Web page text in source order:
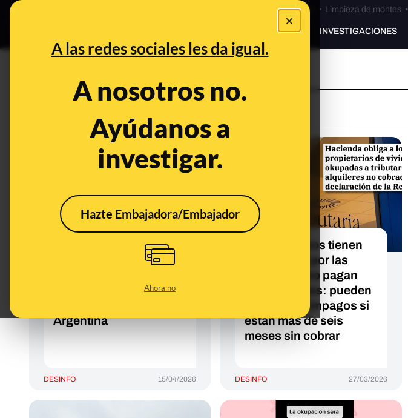
×
A las redes sociales les da igual.
A nosotros no.
Ayúdanos a
investigar.
Hazte Embajadora/Embajador
Ahora no
Bulos Ceuta • Limpieza de montes•
PREBUNKING INVESTIGACIONES
CONTEXTO
Qué sabemos del vídeo
en el que unos vecinos
el balcón tras una
Argentina
DESINFO 15/04/2026
Sí, los caseros tienen
que tributar por las
rentas que no pagan
sus inquilinos: pueden
deducir los impagos si
están más de seis
meses sin cobrar
DESINFO 27/03/2026